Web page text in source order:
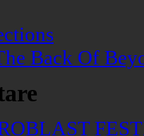
Back Of